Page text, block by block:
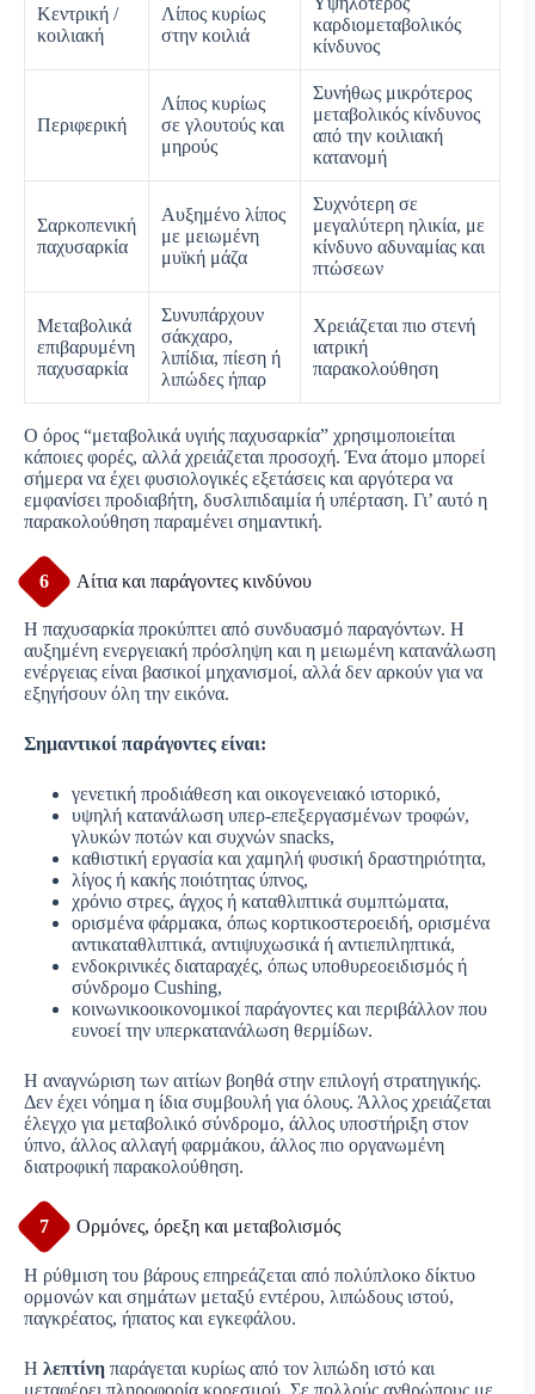
Κεντρική /
κοιλιακή
Λίπος κυρίως
στην κοιλιά
καρδιομεταβολικός
κίνδυνος
Περιφερική
Λίπος κυρίως
σε γλουτούς και
μηρούς
Συνήθως μικρότερος
μεταβολικός κίνδυνος
από την κοιλιακή
κατανομή
Σαρκοπενική
παχυσαρκία
Αυξημένο λίπος
με μειωμένη
μυϊκή μάζα
Συχνότερη σε
μεγαλύτερη ηλικία, με
κίνδυνο αδυναμίας και
πτώσεων
Μεταβολικά
επιβαρυμένη
παχυσαρκία
Συνυπάρχουν
σάκχαρο,
λιπίδια, πίεση ή
λιπώδες ήπαρ
Χρειάζεται πιο στενή
ιατρική
παρακολούθηση
Ο όρος “μεταβολικά υγιής παχυσαρκία” χρησιμοποιείται
κάποιες φορές, αλλά χρειάζεται προσοχή. Ένα άτομο μπορεί
σήμερα να έχει φυσιολογικές εξετάσεις και αργότερα να
εμφανίσει προδιαβήτη, δυσλιπιδαιμία ή υπέρταση. Γι’ αυτό η
παρακολούθηση παραμένει σημαντική.
6 Αίτια και παράγοντες κινδύνου
Η παχυσαρκία προκύπτει από συνδυασμό παραγόντων. Η
αυξημένη ενεργειακή πρόσληψη και η μειωμένη κατανάλωση
ενέργειας είναι βασικοί μηχανισμοί, αλλά δεν αρκούν για να
εξηγήσουν όλη την εικόνα.
Σημαντικοί παράγοντες είναι:
γενετική προδιάθεση και οικογενειακό ιστορικό,
υψηλή κατανάλωση υπερ-επεξεργασμένων τροφών,
γλυκών ποτών και συχνών snacks,
καθιστική εργασία και χαμηλή φυσική δραστηριότητα,
λίγος ή κακής ποιότητας ύπνος,
χρόνιο στρες, άγχος ή καταθλιπτικά συμπτώματα,
ορισμένα φάρμακα, όπως κορτικοστεροειδή, ορισμένα
αντικαταθλιπτικά, αντιψυχωσικά ή αντιεπιληπτικά,
ενδοκρινικές διαταραχές, όπως υποθυρεοειδισμός ή
σύνδρομο Cushing,
κοινωνικοοικονομικοί παράγοντες και περιβάλλον που
ευνοεί την υπερκατανάλωση θερμίδων.
Η αναγνώριση των αιτίων βοηθά στην επιλογή στρατηγικής.
Δεν έχει νόημα η ίδια συμβουλή για όλους. Άλλος χρειάζεται
έλεγχο για μεταβολικό σύνδρομο, άλλος υποστήριξη στον
ύπνο, άλλος αλλαγή φαρμάκου, άλλος πιο οργανωμένη
διατροφική παρακολούθηση.
7 Ορμόνες, όρεξη και μεταβολισμός
Η ρύθμιση του βάρους επηρεάζεται από πολύπλοκο δίκτυο
ορμονών και σημάτων μεταξύ εντέρου, λιπώδους ιστού,
παγκρέατος, ήπατος και εγκεφάλου.
Η λεπτίνη παράγεται κυρίως από τον λιπώδη ιστό και